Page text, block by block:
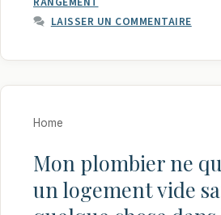
LAISSER UN COMMENTAIRE
Home
Mon plombier ne
un logement vide